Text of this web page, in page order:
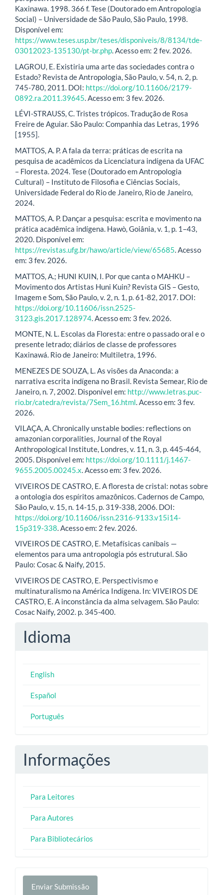
Kaxinawa. 1998. 366 f. Tese (Doutorado em Antropologia
Social) – Universidade de São Paulo, São Paulo, 1998.
Disponível em:
https://www.teses.usp.br/teses/disponiveis/8/8134/tde-
03012023-135130/pt-br.php. Acesso em: 2 fev. 2026.
LAGROU, E. Existiria uma arte das sociedades contra o
Estado? Revista de Antropologia, São Paulo, v. 54, n. 2, p.
745-780, 2011. DOI: https://doi.org/10.11606/2179-
0892.ra.2011.39645 . Acesso em: 3 fev. 2026.
LÉVI-STRAUSS, C. Tristes trópicos. Tradução de Rosa
Freire de Aguiar. São Paulo: Companhia das Letras, 1996
[1955].
MATTOS, A. P. A fala da terra: práticas de escrita na
pesquisa de acadêmicos da Licenciatura indígena da UFAC
– Floresta. 2024. Tese (Doutorado em Antropologia
Cultural) – Instituto de Filosofia e Ciências Sociais,
Universidade Federal do Rio de Janeiro, Rio de Janeiro,
2024.
MATTOS, A. P. Dançar a pesquisa: escrita e movimento na
prática acadêmica indígena. Hawò, Goiânia, v. 1, p. 1–43,
2020. Disponível em:
https://revistas.ufg.br/hawo/article/view/65685. Acesso
em: 3 fev. 2026.
MATTOS, A.; HUNI KUIN, I. Por que canta o MAHKU –
Movimento dos Artistas Huni Kuin? Revista GIS – Gesto,
Imagem e Som, São Paulo, v. 2, n. 1, p. 61-82, 2017. DOI:
https://doi.org/10.11606/issn.2525-
3123.gis.2017.128974 . Acesso em: 3 fev. 2026.
MONTE, N. L. Escolas da Floresta: entre o passado oral e o
presente letrado; diários de classe de professores
Kaxinawá. Rio de Janeiro: Multiletra, 1996.
MENEZES DE SOUZA, L. As visões da Anaconda: a
narrativa escrita indígena no Brasil. Revista Semear, Rio de
Janeiro, n. 7, 2002. Disponível em: http://www.letras.puc-
rio.br/catedra/revista/7Sem_16.html . Acesso em: 3 fev.
2026.
VILAÇA, A. Chronically unstable bodies: reflections on
amazonian corporalities, Journal of the Royal
Anthropological Institute, Londres, v. 11, n. 3, p. 445-464,
2005. Disponível em: https://doi.org/10.1111/j.1467-
9655.2005.00245.x. Acesso em: 3 fev. 2026.
VIVEIROS DE CASTRO, E. A floresta de cristal: notas sobre
a ontologia dos espíritos amazônicos. Cadernos de Campo,
São Paulo, v. 15, n. 14-15, p. 319-338, 2006. DOI:
https://doi.org/10.11606/issn.2316-9133.v15i14-
15p319-338 . Acesso em: 2 fev. 2026.
VIVEIROS DE CASTRO, E. Metafísicas canibais —
elementos para uma antropologia pós estrutural. São
Paulo: Cosac & Naify, 2015.
VIVEIROS DE CASTRO, E. Perspectivismo e
multinaturalismo na América Indígena. In: VIVEIROS DE
CASTRO, E. A inconstância da alma selvagem. São Paulo:
Cosac Naify, 2002. p. 345-400.
Idioma
English
Español
Português
Informações
Para Leitores
Para Autores
Para Bibliotecários
Enviar
Enviar Submissão